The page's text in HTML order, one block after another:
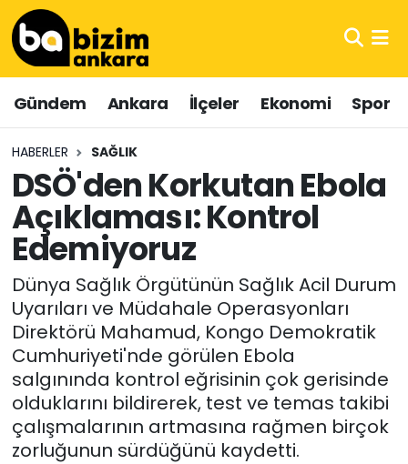
Gündem Ankara İlçeler Ekonomi Spor
HABERLER SAĞLIK
DSÖ'den Korkutan Ebola
Açıklaması: Kontrol
Edemiyoruz
Dünya Sağlık Örgütünün Sağlık Acil Durum
Uyarıları ve Müdahale Operasyonları
Direktörü Mahamud, Kongo Demokratik
Cumhuriyeti'nde görülen Ebola
salgınında kontrol eğrisinin çok gerisinde
olduklarını bildirerek, test ve temas takibi
çalışmalarının artmasına rağmen birçok
zorluğunun sürdüğünü kaydetti.
Hava Durumu
Trafik Durumu
Süper Lig Puan Durumu ve Fikstür
Tüm Manşetler
Son Dakika Haberleri
Haber Arşivi